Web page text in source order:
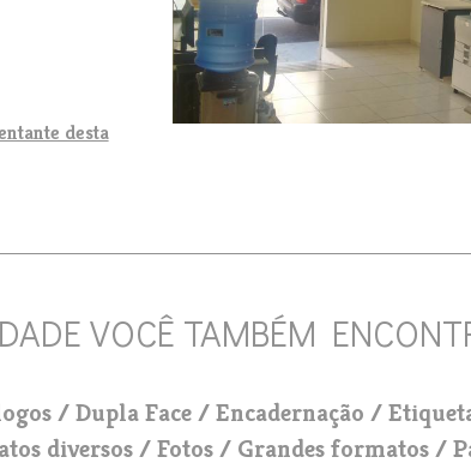
desta
Dupla Face Encadernação
diversos Fotos Grandes formatos